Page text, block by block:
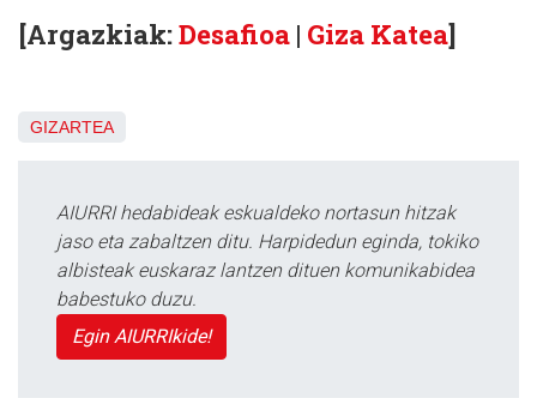
[Argazkiak:Desafioa | Giza Katea]
GIZARTEA
AIURRI hedabideak eskualdeko nortasun hitzak
jaso eta zabaltzen ditu. Harpidedun eginda, tokiko
albisteak euskaraz lantzen dituen komunikabidea
babestuko duzu.
Egin AIURRIkide!